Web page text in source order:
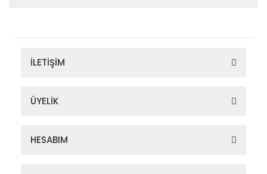
İLETİŞİM
ÜYELİK
HESABIM